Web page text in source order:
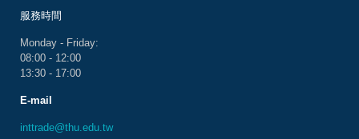
服務時間
Monday - Friday:
08:00 - 12:00
13:30 - 17:00
E-mail
inttrade@thu.edu.tw